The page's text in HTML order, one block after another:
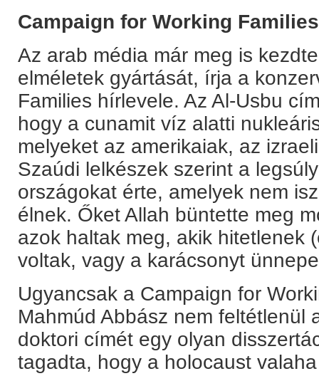
Campaign for Working Families
Az arab média már meg is
elméletek gyártását, írja a
Families hírlevele. Az Al-Usbu
hogy a cunamit víz alatti
melyeket az amerikaiak, az
Szaúdi lelkészek szerint a
országokat érte, amelyek nem
élnek. Őket Allah büntette meg
azok haltak meg, akik hitetlenek
voltak, vagy a karácsonyt
Ugyancsak a Campaign for
Mahmúd Abbász nem feltétlenül
doktori címét egy olyan
tagadta, hogy a holocaust